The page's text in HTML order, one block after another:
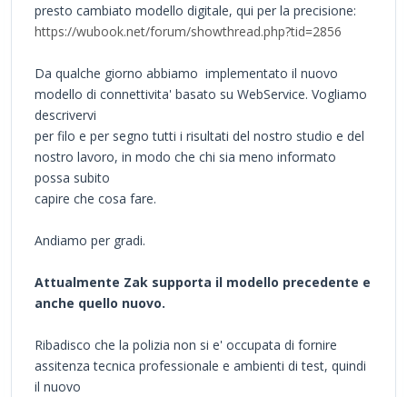
presto cambiato modello digitale, qui per la precisione:
https://wubook.net/forum/showthread.php?tid=2856
Da qualche giorno abbiamo implementato il nuovo
modello di connettivita' basato su WebService. Vogliamo
descrivervi
per filo e per segno tutti i risultati del nostro studio e del
nostro lavoro, in modo che chi sia meno informato
possa subito
capire che cosa fare.
Andiamo per gradi.
Attualmente Zak supporta il modello precedente e
anche quello nuovo.
Ribadisco che la polizia non si e' occupata di fornire
assitenza tecnica professionale e ambienti di test, quindi
il nuovo